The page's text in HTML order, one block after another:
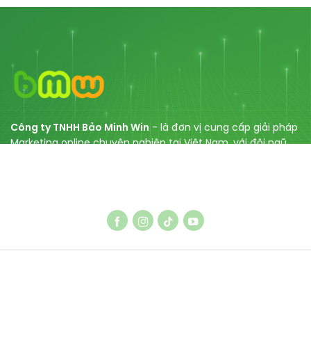
Công ty TNHH Bảo Minh Win - là đơn vị cung cấp giải pháp
Marketing online chuyên nghiệp tại Việt Nam, với đội ngũ